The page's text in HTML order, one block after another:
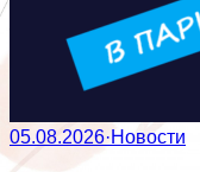
05.08.2026·Новости